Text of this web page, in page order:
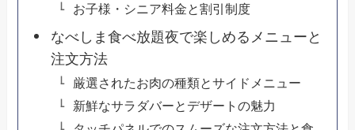
お子様・シニア料金と割引制度
なべしま食べ放題夜で楽しめるメニューと
注文方法
厳選されたお肉の種類とサイドメニュー
新鮮なサラダバーとデザートの魅力